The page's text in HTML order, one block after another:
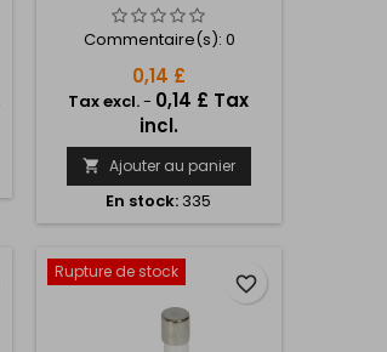
Commentaire(s):0
0,14 £
Tax excl.- 0,14 £ Tax
incl.
 Ajouter au panier
En stock: 335
Rupture de stock
favorite_border